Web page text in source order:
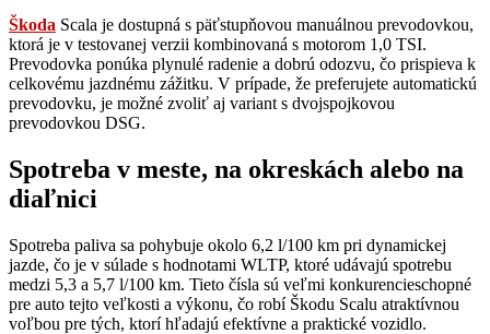
Škoda Scala je dostupná s päťstupňovou manuálnou prevodovkou,
ktorá je v testovanej verzii kombinovaná s motorom 1,0 TSI.
Prevodovka ponúka plynulé radenie a dobrú odozvu, čo prispieva k
celkovému jazdnému zážitku. V prípade, že preferujete automatickú
prevodovku, je možné zvoliť aj variant s dvojspojkovou
prevodovkou DSG.
Spotreba v meste, na okreskách alebo na
diaľnici
Spotreba paliva sa pohybuje okolo 6,2 l/100 km pri dynamickej
jazde, čo je v súlade s hodnotami WLTP, ktoré udávajú spotrebu
medzi 5,3 a 5,7 l/100 km. Tieto čísla sú veľmi konkurencieschopné
pre auto tejto veľkosti a výkonu, čo robí Škodu Scalu atraktívnou
voľbou pre tých, ktorí hľadajú efektívne a praktické vozidlo.